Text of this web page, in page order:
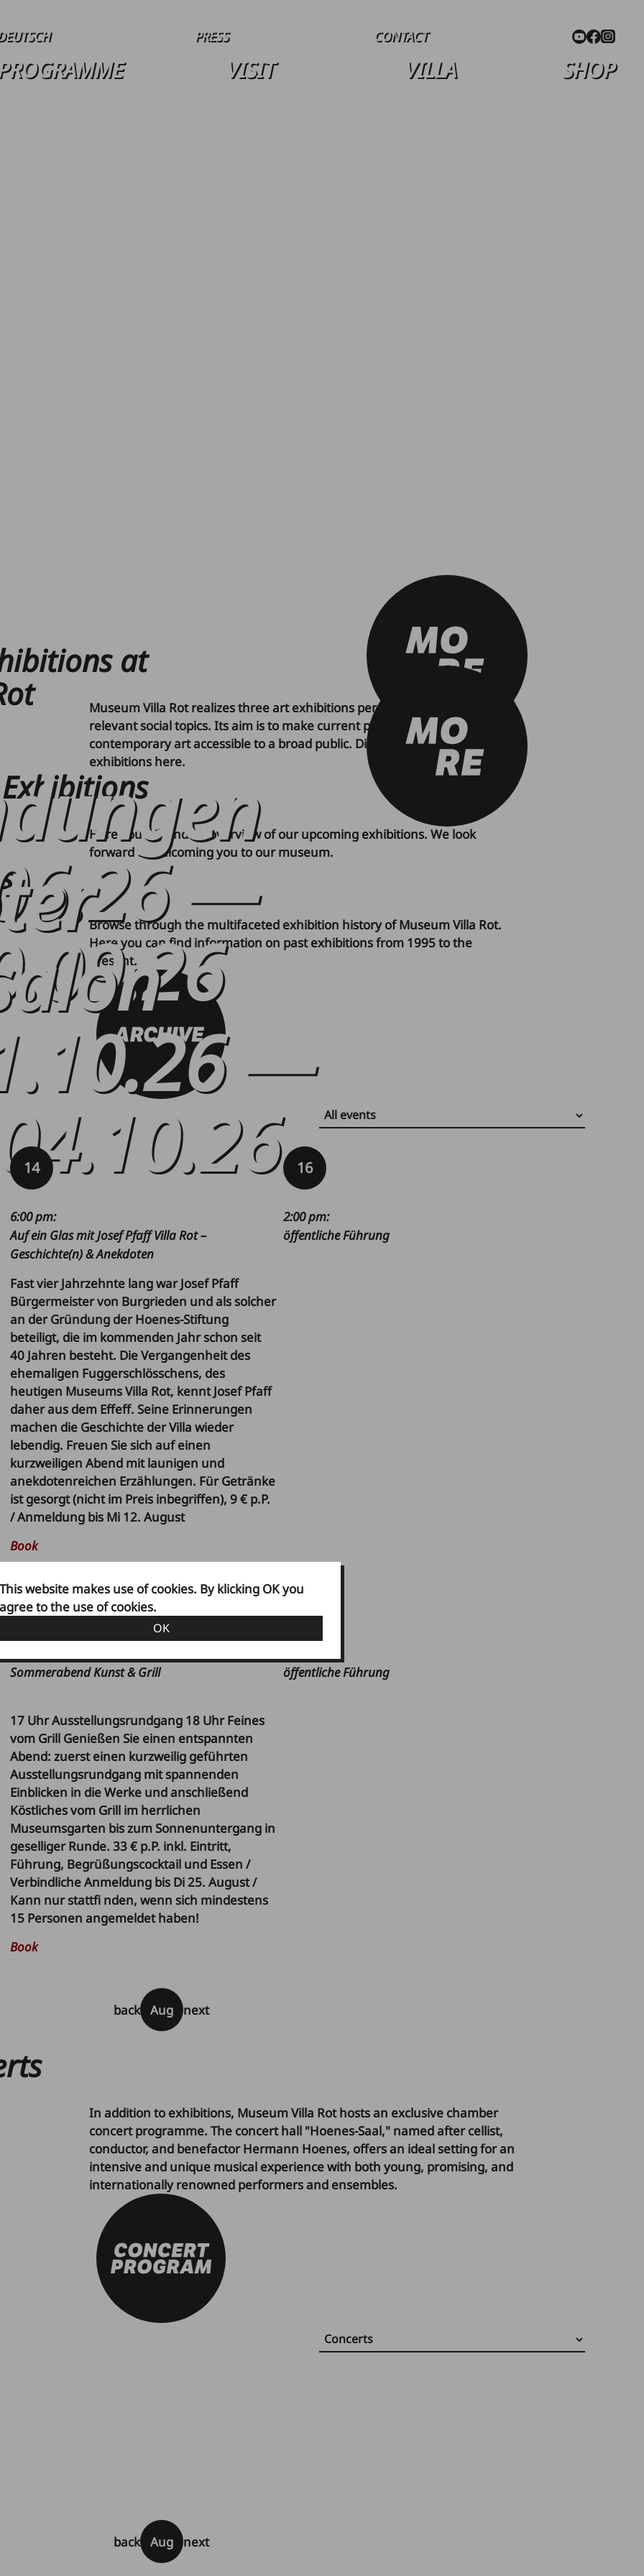
This website makes use of cookies. By klicking OK you
agree to the use of cookies.
OK
PRESS CONTACT
VISIT VILLA SHOP
at
Museum Villa Rot realizes three art exhibitions per year on a wide range of
relevant social topics. Its aim is to make current positions and tendencies in
contemporary art accessible to a broad public. Discover the current
exhibitions here.
—
Here you will find an overview of our upcoming exhibitions. We look
forward to welcoming you to our museum.
—
Browse through the multifaceted exhibition history of Museum Villa Rot.
Here you can find information on past exhibitions from 1995 to the
present.
14
6:00 pm:
Auf ein Glas mit Josef Pfaff Villa Rot –
Geschichte(n) & Anekdoten
Fast vier Jahrzehnte lang war Josef Pfaff
Bürgermeister von Burgrieden und als solcher
an der Gründung der Hoenes-Stiftung
beteiligt, die im kommenden Jahr schon seit
40 Jahren besteht. Die Vergangenheit des
ehemaligen Fuggerschlösschens, des
heutigen Museums Villa Rot, kennt Josef Pfaff
daher aus dem Effeff. Seine Erinnerungen
machen die Geschichte der Villa wieder
lebendig. Freuen Sie sich auf einen
kurzweiligen Abend mit launigen und
anekdotenreichen Erzählungen. Für Getränke
ist gesorgt (nicht im Preis inbegriffen), 9 € p.P.
/ Anmeldung bis Mi 12. August
Book
16
2:00 pm:
öffentliche Führung
28
Sommerabend Kunst & Grill
17 Uhr Ausstellungsrundgang 18 Uhr Feines
vom Grill Genießen Sie einen entspannten
Abend: zuerst einen kurzweilig geführten
Ausstellungsrundgang mit spannenden
Einblicken in die Werke und anschließend
Köstliches vom Grill im herrlichen
Museumsgarten bis zum Sonnenuntergang in
geselliger Runde. 33 € p.P. inkl. Eintritt,
Führung, Begrüßungscocktail und Essen /
Verbindliche Anmeldung bis Di 25. August /
Kann nur stattfi nden, wenn sich mindestens
15 Personen angemeldet haben!
Book
öffentliche Führung
back Aug next
In addition to exhibitions, Museum Villa Rot hosts an exclusive chamber
concert programme. The concert hall "Hoenes-Saal," named after cellist,
conductor, and benefactor Hermann Hoenes, offers an ideal setting for an
intensive and unique musical experience with both young, promising, and
internationally renowned performers and ensembles.
back Aug next